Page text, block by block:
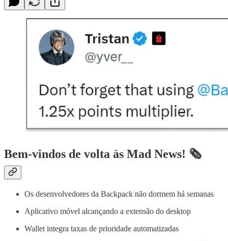
Bem-vindos de volta às Mad News! 🗞️
Os desenvolvedores da Backpack não dormem há semanas
Aplicativo móvel alcançando a extensão do desktop
Wallet integra taxas de prioridade automatizadas